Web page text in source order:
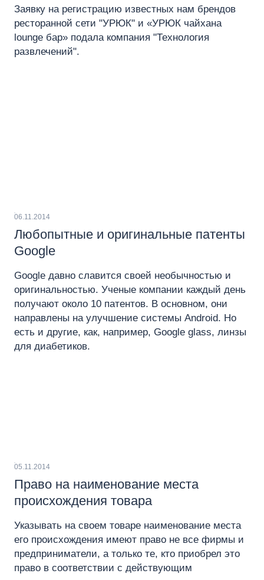
Заявку на регистрацию известных нам брендов
ресторанной сети "УРЮК" и «УРЮК чайхана
lounge бар» подала компания "Технология
развлечений".
06.11.2014
Любопытные и оригинальные патенты
Google
Google давно славится своей необычностью и
оригинальностью. Ученые компании каждый день
получают около 10 патентов. В основном, они
направлены на улучшение системы Android. Но
есть и другие, как, например, Google glass, линзы
для диабетиков.
05.11.2014
Право на наименование места
происхождения товара
Указывать на своем товаре наименование места
его происхождения имеют право не все фирмы и
предприниматели, а только те, кто приобрел это
право в соответствии с действующим